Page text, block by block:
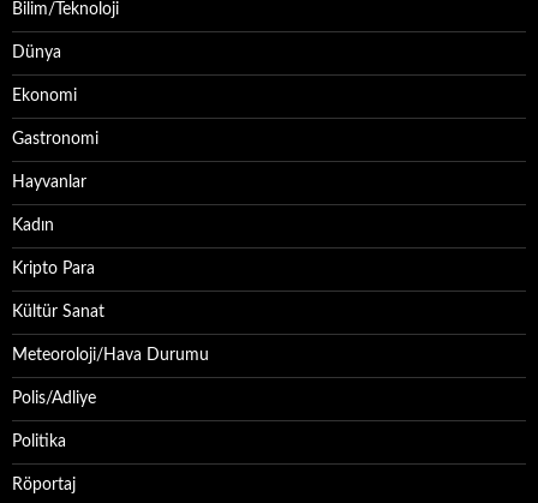
Bilim/Teknoloji
Dünya
Ekonomi
Gastronomi
Hayvanlar
Kadın
Kripto Para
Kültür Sanat
Meteoroloji/Hava Durumu
Polis/Adliye
Politika
Röportaj